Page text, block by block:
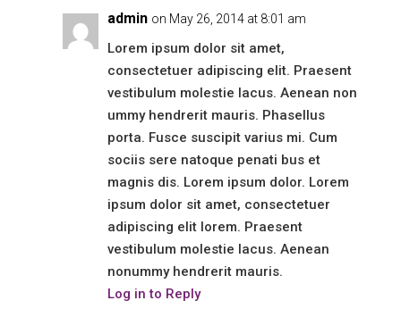
admin on May 26, 2014 at 8:01 am
Lorem ipsum dolor sit amet,
consectetuer adipiscing elit. Praesent
vestibulum molestie lacus. Aenean non
ummy hendrerit mauris. Phasellus
porta. Fusce suscipit varius mi. Cum
sociis sere natoque penati bus et
magnis dis. Lorem ipsum dolor. Lorem
ipsum dolor sit amet, consectetuer
adipiscing elit lorem. Praesent
vestibulum molestie lacus. Aenean
nonummy hendrerit mauris.
Log in to Reply